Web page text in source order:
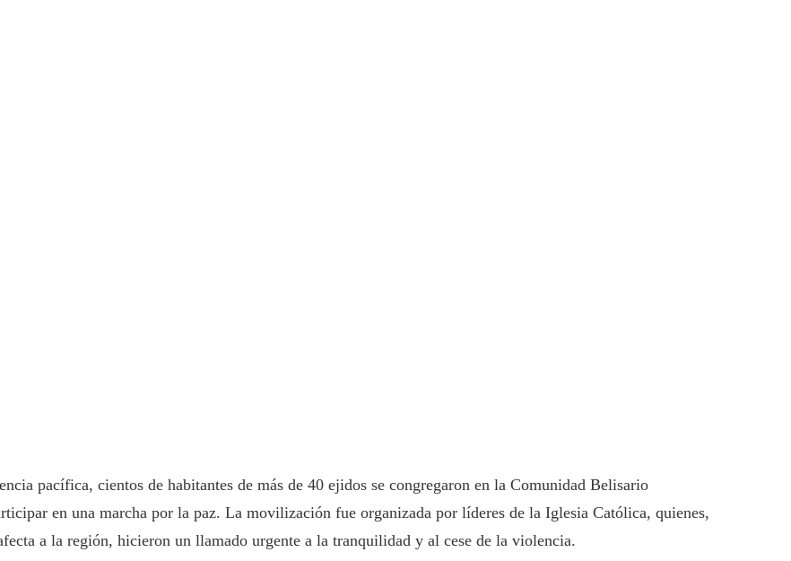
pacífica, cientos de habitantes de más de 40 ejidos se congregaron en la Comunidad Belisario
en una marcha por la paz. La movilización fue organizada por líderes de la Iglesia Católica, quienes,
a la región, hicieron un llamado urgente a la tranquilidad y al cese de la violencia.